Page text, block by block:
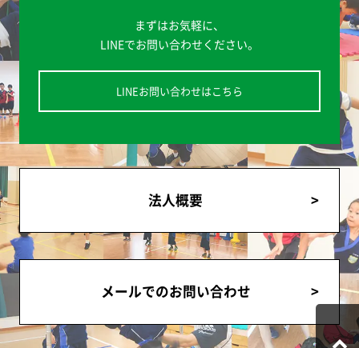
まずはお気軽に、
LINEでお問い合わせください。
LINEお問い合わせはこちら
法人概要
メールでのお問い合わせ